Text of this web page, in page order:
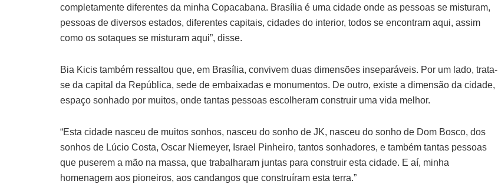
completamente diferentes da minha Copacabana. Brasília é uma cidade onde as pessoas se misturam,
pessoas de diversos estados, diferentes capitais, cidades do interior, todos se encontram aqui, assim
como os sotaques se misturam aqui”, disse.
Bia Kicis também ressaltou que, em Brasília, convivem duas dimensões inseparáveis. Por um lado, trata-
se da capital da República, sede de embaixadas e monumentos. De outro, existe a dimensão da cidade,
espaço sonhado por muitos, onde tantas pessoas escolheram construir uma vida melhor.
“Esta cidade nasceu de muitos sonhos, nasceu do sonho de JK, nasceu do sonho de Dom Bosco, dos
sonhos de Lúcio Costa, Oscar Niemeyer, Israel Pinheiro, tantos sonhadores, e também tantas pessoas
que puserem a mão na massa, que trabalharam juntas para construir esta cidade. E aí, minha
homenagem aos pioneiros, aos candangos que construíram esta terra.”